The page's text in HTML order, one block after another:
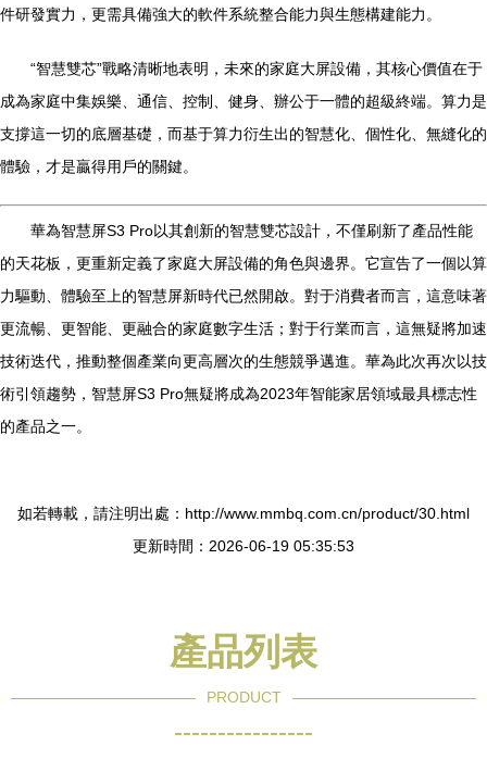
件研發實力，更需具備強大的軟件系統整合能力與生態構建能力。
“智慧雙芯”戰略清晰地表明，未來的家庭大屏設備，其核心價值在于
成為家庭中集娛樂、通信、控制、健身、辦公于一體的超級終端。算力是
支撐這一切的底層基礎，而基于算力衍生出的智慧化、個性化、無縫化的
體驗，才是贏得用戶的關鍵。
華為智慧屏S3 Pro以其創新的智慧雙芯設計，不僅刷新了產品性能
的天花板，更重新定義了家庭大屏設備的角色與邊界。它宣告了一個以算
力驅動、體驗至上的智慧屏新時代已然開啟。對于消費者而言，這意味著
更流暢、更智能、更融合的家庭數字生活；對于行業而言，這無疑將加速
技術迭代，推動整個產業向更高層次的生態競爭邁進。華為此次再次以技
術引領趨勢，智慧屏S3 Pro無疑將成為2023年智能家居領域最具標志性
的產品之一。
如若轉載，請注明出處：http://www.mmbq.com.cn/product/30.html
更新時間：2026-06-19 05:35:53
產品列表
PRODUCT
----------------